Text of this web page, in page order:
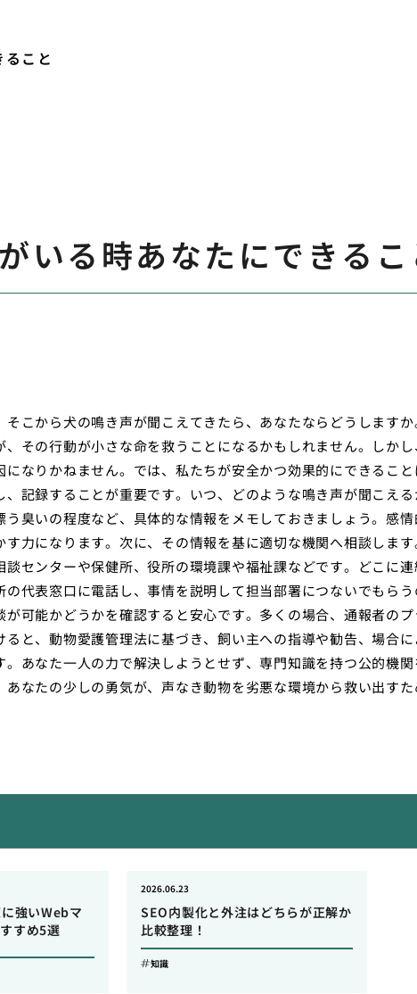
こと
いる時あなたにできるこ
こから犬の鳴き声が聞こえてきたら、あなたならどうしますか
その行動が小さな命を救うことになるかもしれません。しか
なりかねません。では、私たちが安全かつ効果的にできること
記録することが重要です。いつ、どのような鳴き声が聞こえる
臭いの程度など、具体的な情報をメモしておきましょう。感
力になります。次に、その情報を基に適切な機関へ相談しま
センターや保健所、役所の環境課や福祉課などです。どこに
代表窓口に電話し、事情を説明して担当部署につないでもら
可能かどうかを確認すると安心です。多くの場合、通報者の
と、動物愛護管理法に基づき、飼い主への指導や勧告、場合に
あなた一人の力で解決しようとせず、専門知識を持つ公的機関
なたの少しの勇気が、声なき動物を劣悪な環境から救い出すた
強いWebマ
すめ5選
SEO内製化と外注はどちらが正解か
比較整理！
2026.06.23
知識